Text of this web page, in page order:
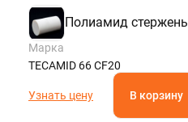
Полиамид стержень
Марка
TECAMID 66 CF20
Узнать цену В корзину